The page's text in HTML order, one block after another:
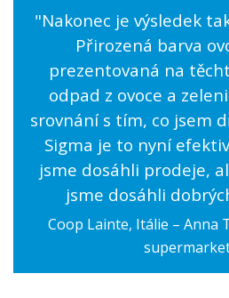
"Nakonec je výsledek
Přirozená barva
prezentovaná na
odpad z ovoce a
srovnání s tím, co jsem
Sigma je to nyní
jsme dosáhli prodeje,
jsme dosáhli
Coop Lainte, Itálie – Anna